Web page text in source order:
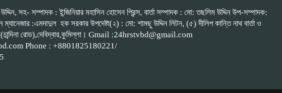
সহ- সম্পাদক : ইন্জিনিয়ার মহাসিন হোসেন প্রিন্স, বার্তা সম্পাদক : মো: তছলিম উদ্দিন উপ-সম্পাদক:
ম্যানেজার :এমদাদুল হক সরকার উপদেষ্টা(২) : মো: শামছু উদ্দিন লিটন, (৫) দীলিপ কান্তি নাথ বার্তা ও
রোড),দেবিদ্বার,কুমিল্লা। Gmail :24hrstvbd@gmail.com
Phone : +8801825180221/